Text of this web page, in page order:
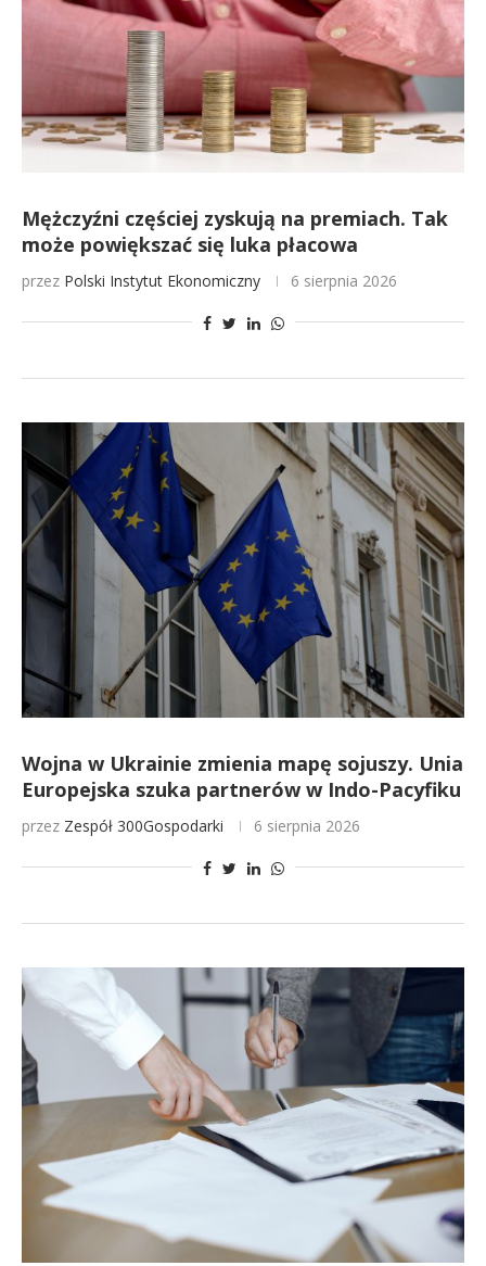
Mężczyźni częściej zyskują na premiach. Tak
może powiększać się luka płacowa
przez Polski Instytut Ekonomiczny 6 sierpnia 2026
Wojna w Ukrainie zmienia mapę sojuszy. Unia
Europejska szuka partnerów w Indo-Pacyfiku
przez Zespół 300Gospodarki 6 sierpnia 2026